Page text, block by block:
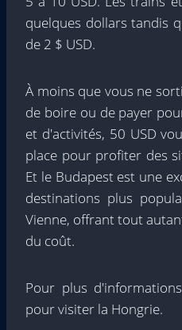
quelques dollars tandis
de 2 $ USD.
À moins que vous ne
de boire ou de payer
et d'activités, 50 USD
place pour profiter des
Et le Budapest est une
destinations plus
Vienne, offrant tout
du coût.
Pour plus
pour visiter la Hongrie.